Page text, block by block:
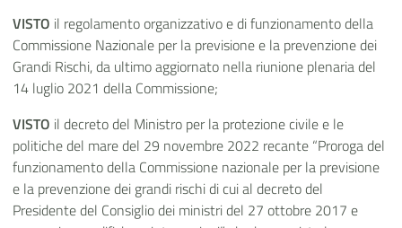
VISTO il regolamento organizzativo e di funzionamento della
Commissione Nazionale per la previsione e la prevenzione dei
Grandi Rischi, da ultimo aggiornato nella riunione plenaria del
14 luglio 2021 della Commissione;
VISTO il decreto del Ministro per la protezione civile e le
politiche del mare del 29 novembre 2022 recante “Proroga del
funzionamento della Commissione nazionale per la previsione
e la prevenzione dei grandi rischi di cui al decreto del
Presidente del Consiglio dei ministri del 27 ottobre 2017 e